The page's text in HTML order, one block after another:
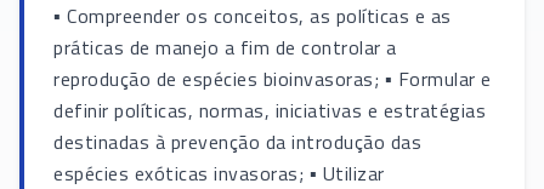
▪ Compreender os conceitos, as políticas e as
práticas de manejo a fim de controlar a
reprodução de espécies bioinvasoras; ▪ Formular e
definir políticas, normas, iniciativas e estratégias
destinadas à prevenção da introdução das
espécies exóticas invasoras; ▪ Utilizar